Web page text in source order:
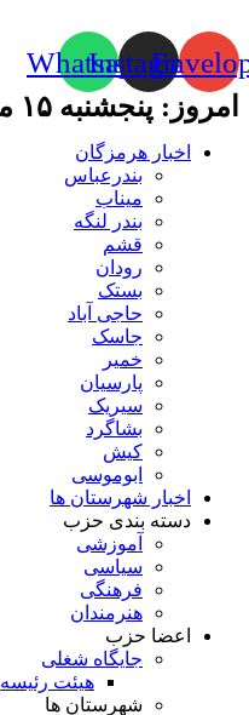
Instagram
Whatsapp
امروز: پنجشنبه ۱۵ مرداد ۱۴۰۵
اخبار هرمزگان
بندرعباس
میناب
بندر لنگه
قشم
رودان
بستک
حاجی آباد
جاسک
خمیر
پارسیان
سیریک
بشاگرد
کیش
ابوموسی
اخبار شهرستان ها
دسته بندی حزب
آموزشی
سیاسی
فرهنگی
هنرمندان
اعضا حزب
جایگاه شغلی
هیئت رئیسه
شهرستان ها